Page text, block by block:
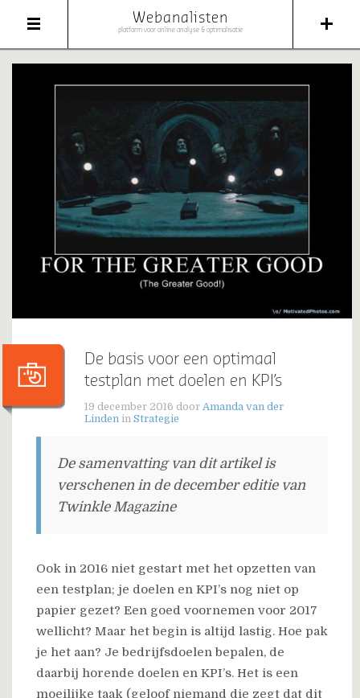
Webanalisten
platform voor online analyse & optimalisatie
De basis voor een optimaal
testplan met doelen en KPI’s
19 december 2016 door Amanda van der
Linden in Strategie
De samenvatting van dit artikel is
verschenen in de december editie van
Twinkle Magazine
Ook in 2016 niet gestart met het opzetten van
een testplan; je doelen en KPI’s nog niet op
papier gezet? Een goed voornemen voor 2017
wellicht? Maar het begin is altijd lastig. Hoe pak
je het aan? Je bedrijfsdoelen bepalen, de
daarbij horende doelen en KPI’s. Het is een
moeilijke taak (geloof niemand die zegt dat dit